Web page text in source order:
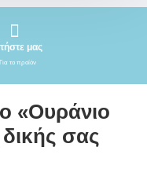
μας
το προϊόν
«Ουράνιο
σας